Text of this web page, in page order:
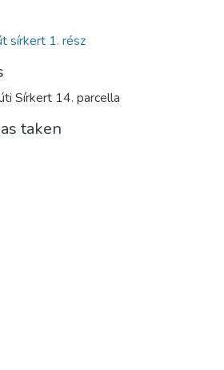
sírkert 1. rész
Sírkert 14. parcella
taken